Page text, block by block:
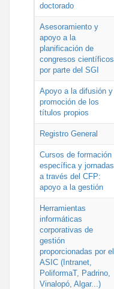
doctorado
Asesoramiento y
apoyo a la
planificación de
congresos científicos
por parte del SGI
Apoyo a la difusión y
promoción de los
títulos propios
Registro General
Cursos de formación
específica y jornadas
a través del CFP:
apoyo a la gestión
Herramientas
informáticas
corporativas de
gestión
proporcionadas por el
ASIC (Intranet,
PoliformaT, Padrino,
Vinalopó, Algar...)